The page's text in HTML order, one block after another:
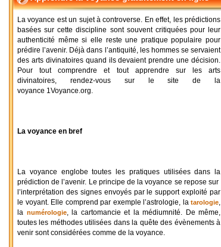
La voyance est un sujet à controverse. En effet, les prédictions
basées sur cette discipline sont souvent critiquées pour leur
authenticité même si elle reste une pratique populaire pour
prédire l’avenir. Déjà dans l’antiquité, les hommes se servaient
des arts divinatoires quand ils devaient prendre une décision.
Pour tout comprendre et tout apprendre sur les arts
divinatoires, rendez-vous sur le site de la
voyance 1Voyance.org.
La voyance en bref
La voyance englobe toutes les pratiques utilisées dans la
prédiction de l’avenir. Le principe de la voyance se repose sur
l’interprétation des signes envoyés par le support exploité par
le voyant. Elle comprend par exemple l’astrologie, la tarologie,
la numérologie, la cartomancie et la médiumnité. De même,
toutes les méthodes utilisées dans la quête des évènements à
venir sont considérées comme de la voyance.